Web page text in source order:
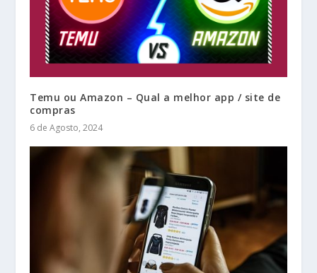
Temu ou Amazon – Qual a melhor app / site de
compras
6 de Agosto, 2024